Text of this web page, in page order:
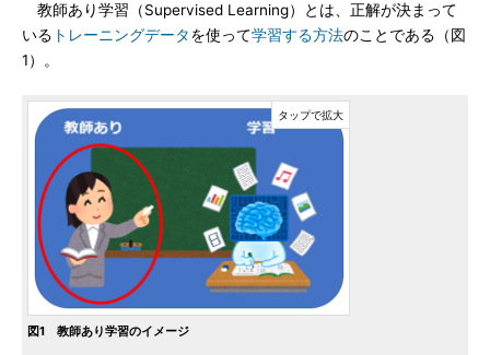
教師あり学習（Supervised Learning）とは、正解が決まって
いる トレーニングデータを使って学習する方法のことである（図
1）。
図1 教師あり学習のイメージ